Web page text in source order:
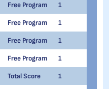
Free Program 1
Free Program 1
Free Program 1
Free Program 1
Total Score 1